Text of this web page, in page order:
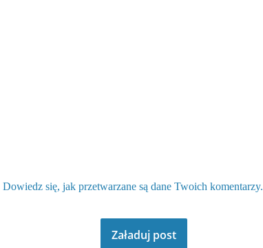
Dowiedz się, jak przetwarzane są dane Twoich komentarzy.
Załaduj post